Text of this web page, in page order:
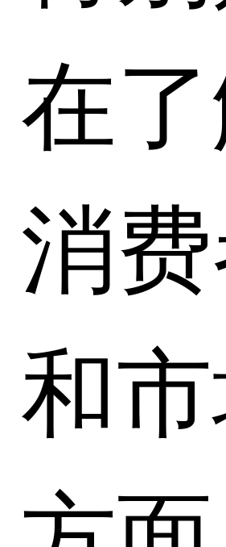
在
消
和